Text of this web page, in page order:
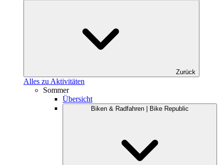
Zurück
Alles zu Aktivitäten
Sommer
Übersicht
Biken & Radfahren | Bike Republic